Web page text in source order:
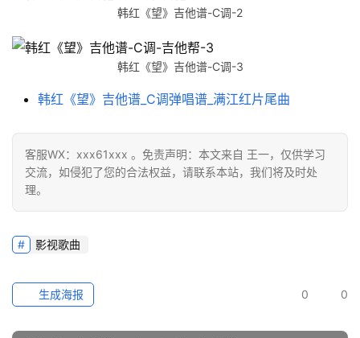
韩红《望》吉他谱-C调-2
韩红《望》吉他谱-C调-3
韩红《望》吉他谱_C调弹唱谱_满江红片尾曲
客服WX：xxx61xxx 。免责声明：本文来自 王一，仅供学习
交流，如侵犯了您的合法权益，请联系本站，我们将及时处
理。
影视歌曲
0 0
生成海报